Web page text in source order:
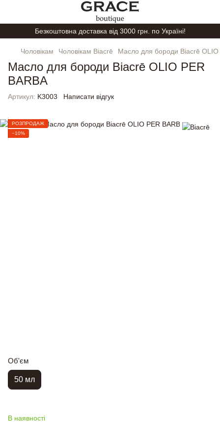
Безкоштовна доставка від 3000 грн. по Україні!
Чоловікам Чоловікам Biacrē Масло для бороди Biacrē OLIO
Масло для бороди Biacrē OLIO PER
BARBA
Артикул: K3003 Написати відгук
РОЗПРОДАЖ
−10%
Об'єм
50 мл
В наявності